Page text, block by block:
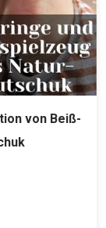
von Beiß-